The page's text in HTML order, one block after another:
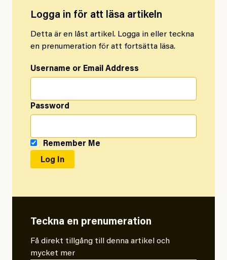
Logga in för att läsa artikeln
Detta är en låst artikel. Logga in eller teckna
en prenumeration för att fortsätta läsa.
Username or Email Address
Password
Remember Me
Teckna en prenumeration
Få direkt tillgång till denna artikel och
mycket mer